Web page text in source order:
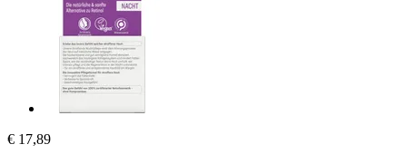
€ 17,89